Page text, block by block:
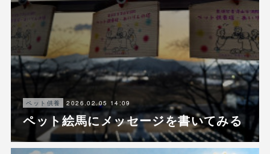
ペット供養 2026.02.05 14:09
ペット絵馬にメッセージを書いてみる